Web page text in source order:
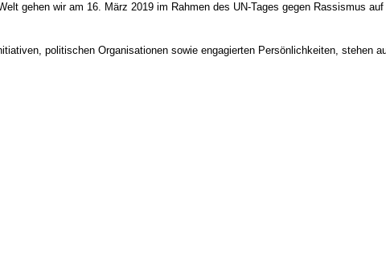
gehen wir am 16. März 2019 im Rahmen des UN-Tages gegen Rassismus
politischen Organisationen sowie engagierten Persönlichkeiten,